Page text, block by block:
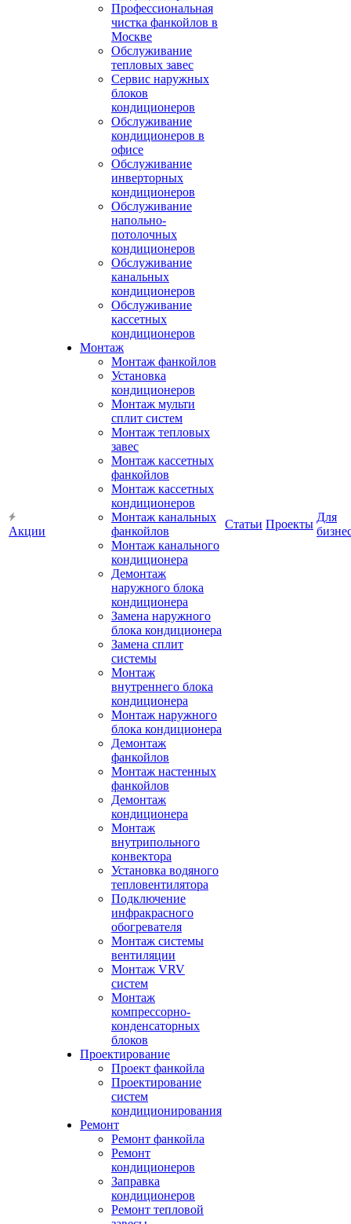
Акции
Профессиональная
чистка фанкойлов в
Москве
Обслуживание
тепловых завес
Сервис наружных
блоков
кондиционеров
Обслуживание
кондиционеров в
офисе
Обслуживание
инверторных
кондиционеров
Обслуживание
напольно-
потолочных
кондиционеров
Обслуживание
канальных
кондиционеров
Обслуживание
кассетных
кондиционеров
Монтаж
Монтаж фанкойлов
Установка
кондиционеров
Монтаж мульти
сплит систем
Монтаж тепловых
завес
Монтаж кассетных
фанкойлов
Монтаж кассетных
кондиционеров
Монтаж канальных
фанкойлов
Монтаж канального
кондиционера
Демонтаж
наружного блока
кондиционера
Замена наружного
блока кондиционера
Замена сплит
системы
Монтаж
внутреннего блока
кондиционера
Монтаж наружного
блока кондиционера
Демонтаж
фанкойлов
Монтаж настенных
фанкойлов
Демонтаж
кондиционера
Монтаж
внутрипольного
конвектора
Установка водяного
тепловентилятора
Подключение
инфракрасного
обогревателя
Монтаж системы
вентиляции
Монтаж VRV
систем
Монтаж
компрессорно-
конденсаторных
блоков
Проектирование
Проект фанкойла
Проектирование
систем
кондиционирования
Ремонт
Ремонт фанкойла
Ремонт
кондиционеров
Заправка
кондиционеров
Ремонт тепловой
Статьи Проекты
Для